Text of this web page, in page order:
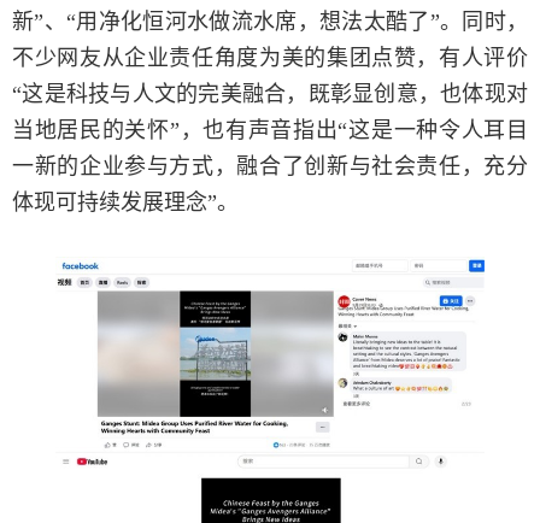
新”、“用净化恒河水做流水席，想法太酷了”。同时，
不少网友从企业责任角度为美的集团点赞，有人评价
“这是科技与人文的完美融合，既彰显创意，也体现对
当地居民的关怀”，也有声音指出“这是一种令人耳目
一新的企业参与方式，融合了创新与社会责任，充分
体现可持续发展理念”。